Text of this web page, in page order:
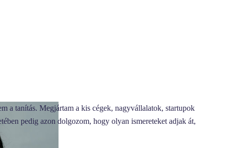
a tanítás. Megjártam a kis cégek, nagyvállalatok, startupok
pedig azon dolgozom, hogy olyan ismereteket adjak át,